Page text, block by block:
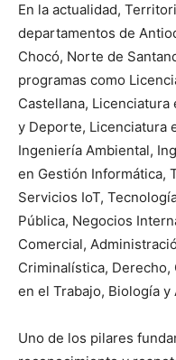
En la actualidad,
departamentos de
Chocó, Norte de
programas como
Castellana, Licenciatura
y Deporte, Licenciatura
Ingeniería Ambiental,
en Gestión Informática,
Servicios IoT,
Pública, Negocios
Comercial,
Criminalística, Derecho,
en el Trabajo, Biología
Uno de los pilares